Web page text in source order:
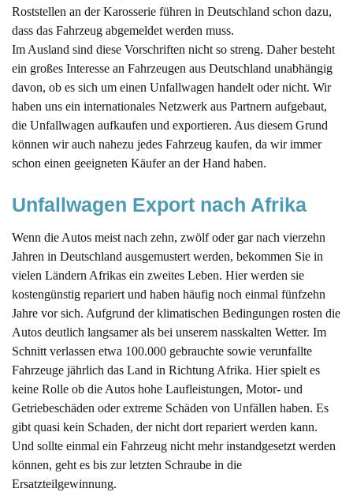
Roststellen an der Karosserie führen in Deutschland schon dazu,
dass das Fahrzeug abgemeldet werden muss.
Im Ausland sind diese Vorschriften nicht so streng. Daher besteht
ein großes Interesse an Fahrzeugen aus Deutschland unabhängig
davon, ob es sich um einen Unfallwagen handelt oder nicht. Wir
haben uns ein internationales Netzwerk aus Partnern aufgebaut,
die Unfallwagen aufkaufen und exportieren. Aus diesem Grund
können wir auch nahezu jedes Fahrzeug kaufen, da wir immer
schon einen geeigneten Käufer an der Hand haben.
Unfallwagen Export nach Afrika
Wenn die Autos meist nach zehn, zwölf oder gar nach vierzehn
Jahren in Deutschland ausgemustert werden, bekommen Sie in
vielen Ländern Afrikas ein zweites Leben. Hier werden sie
kostengünstig repariert und haben häufig noch einmal fünfzehn
Jahre vor sich. Aufgrund der klimatischen Bedingungen rosten die
Autos deutlich langsamer als bei unserem nasskalten Wetter. Im
Schnitt verlassen etwa 100.000 gebrauchte sowie verunfallte
Fahrzeuge jährlich das Land in Richtung Afrika. Hier spielt es
keine Rolle ob die Autos hohe Laufleistungen, Motor- und
Getriebeschäden oder extreme Schäden von Unfällen haben. Es
gibt quasi kein Schaden, der nicht dort repariert werden kann.
Und sollte einmal ein Fahrzeug nicht mehr instandgesetzt werden
können, geht es bis zur letzten Schraube in die
Ersatzteilgewinnung.